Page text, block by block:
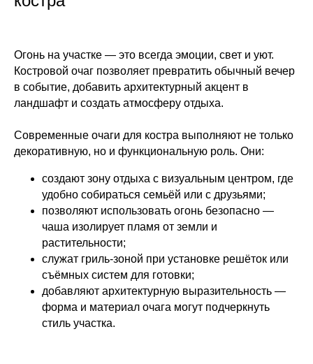
Огонь на участке — это всегда эмоции, свет и уют.
Костровой очаг позволяет превратить обычный вечер
в событие, добавить архитектурный акцент в
ландшафт и создать атмосферу отдыха.
Современные очаги для костра выполняют не только
декоративную, но и функциональную роль. Они:
создают зону отдыха с визуальным центром, где
удобно собираться семьёй или с друзьями;
позволяют использовать огонь безопасно —
чаша изолирует пламя от земли и
растительности;
служат гриль-зоной при установке решёток или
съёмных систем для готовки;
добавляют архитектурную выразительность —
форма и материал очага могут подчеркнуть
стиль участка.